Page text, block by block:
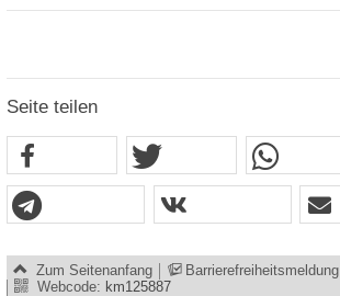
Seite teilen
Zum Seitenanfang Barrierefreiheitsmeldung
Webcode: km125887